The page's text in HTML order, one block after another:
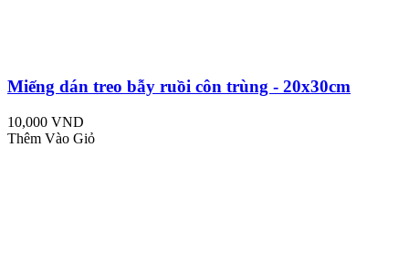
Miếng dán treo bẫy ruồi côn trùng - 20x30cm
10,000 VND
Thêm Vào Giỏ